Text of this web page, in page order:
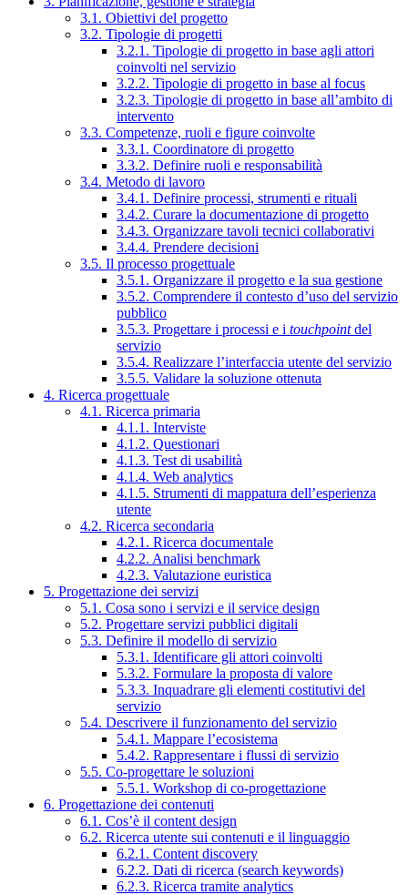
3.1. Obiettivi del progetto
3.2. Tipologie di progetti
3.2.1. Tipologie di progetto in base agli attori
coinvolti nel servizio
3.2.2. Tipologie di progetto in base al focus
3.2.3. Tipologie di progetto in base all’ambito di
intervento
3.3. Competenze, ruoli e figure coinvolte
3.3.1. Coordinatore di progetto
3.3.2. Definire ruoli e responsabilità
3.4. Metodo di lavoro
3.4.1. Definire processi, strumenti e rituali
3.4.2. Curare la documentazione di progetto
3.4.3. Organizzare tavoli tecnici collaborativi
3.4.4. Prendere decisioni
3.5. Il processo progettuale
3.5.1. Organizzare il progetto e la sua gestione
3.5.2. Comprendere il contesto d’uso del servizio
pubblico
3.5.3. Progettare i processi e i touchpointdel
servizio
3.5.4. Realizzare l’interfaccia utente del servizio
3.5.5. Validare la soluzione ottenuta
4. Ricerca progettuale
4.1. Ricerca primaria
4.1.1. Interviste
4.1.2. Questionari
4.1.3. Test di usabilità
4.1.4. Web analytics
4.1.5. Strumenti di mappatura dell’esperienza
utente
4.2. Ricerca secondaria
4.2.1. Ricerca documentale
4.2.2. Analisi benchmark
4.2.3. Valutazione euristica
5. Progettazione dei servizi
5.1. Cosa sono i servizi e il service design
5.2. Progettare servizi pubblici digitali
5.3. Definire il modello di servizio
5.3.1. Identificare gli attori coinvolti
5.3.2. Formulare la proposta di valore
5.3.3. Inquadrare gli elementi costitutivi del
servizio
5.4. Descrivere il funzionamento del servizio
5.4.1. Mappare l’ecosistema
5.4.2. Rappresentare i flussi di servizio
5.5. Co-progettare le soluzioni
5.5.1. Workshop di co-progettazione
6. Progettazione dei contenuti
6.1. Cos’è il content design
6.2. Ricerca utente sui contenuti e il linguaggio
6.2.1. Content discovery
6.2.2. Dati di ricerca (search keywords)
6.2.3. Ricerca tramite analytics